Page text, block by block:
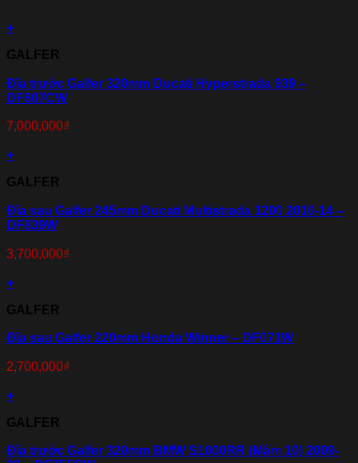
+
GALFER
Đĩa trước Galfer 320mm Ducati Hyperstrada 939 –
DF807CW
7,000,000₫
+
GALFER
Đĩa sau Galfer 245mm Ducati Multistrada 1200 2010-14 –
DF839W
3,700,000₫
+
GALFER
Đĩa sau Galfer 220mm Honda Winner – DF071W
2,700,000₫
+
GALFER
Đĩa trước Galfer 320mm BMW S1000RR (Mâm 10) 2009-